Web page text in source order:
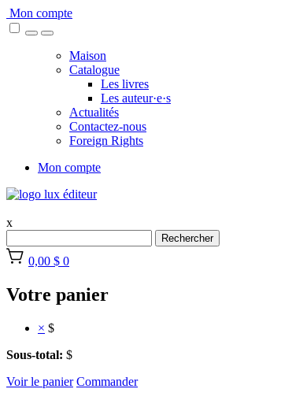
Skip
to
Mon compte
Maison
Catalogue
Les livres
Les auteur·e·s
Actualités
Contactez-nous
Foreign Rights
Mon compte
x
Rechercher
0,00 $ 0
Votre panier
× $
Sous-total: $
Voir le panier Commander